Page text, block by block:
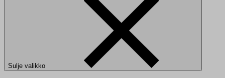
Sulje valikko